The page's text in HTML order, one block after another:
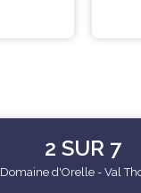
2 SUR 7
Domaine d'Orelle - Val